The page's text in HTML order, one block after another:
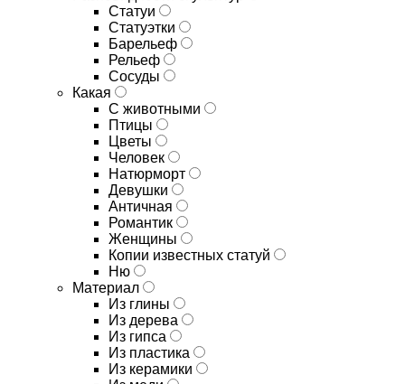
Статуи
Статуэтки
Барельеф
Рельеф
Сосуды
Какая
С животными
Птицы
Цветы
Человек
Натюрморт
Девушки
Античная
Романтик
Женщины
Копии известных статуй
Ню
Материал
Из глины
Из дерева
Из гипса
Из пластика
Из керамики